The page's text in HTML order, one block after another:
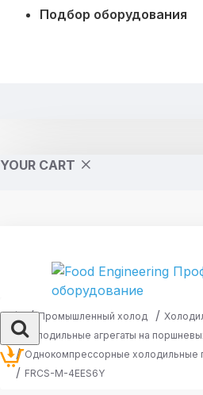
Подбор оборудования
YOUR CART
Промышленный холод
Холодильные агрегаты на
Однокомпрессорные холодильные
FRCS-M-4EES6Y